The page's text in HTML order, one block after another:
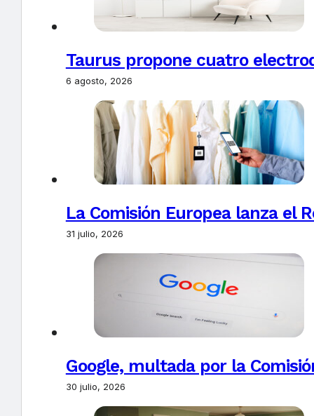
Taurus propone cuatro
6 agosto, 2026
La Comisión Europea lanza el
31 julio, 2026
Google, multada por la
30 julio, 2026